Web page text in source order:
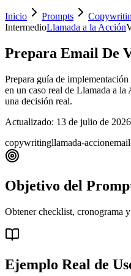
Inicio Prompts
IntermedioLlamada a la Acción
Prepara Email De
Prepara guía de
en un caso real de Llamada a
una decisión real.
Actualizado: 13 de julio de 2026
copywritingllamada-accion
Objetivo del
Obtener checklist, cronograma
Ejemplo Real de